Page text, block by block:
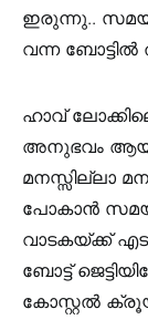
ഇരുന്നു..
വന്ന
ഹാവ്
അനുഭവം
മനസ്സില്ലാ
പോകാൻ
വാടകയ്ക്ക്
ബോട്ട്
കോസ്റ്റൽ